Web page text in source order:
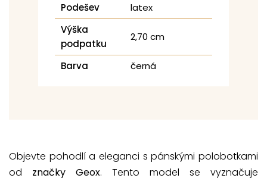
Podešev
latex
Výška
podpatku
2,70 cm
Barva černá
Objevte pohodlí a eleganci s pánskými polobotkami
od značky Geox. Tento model se vyznačuje